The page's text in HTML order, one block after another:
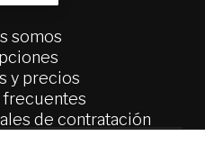
somos
y precios
frecuentes
de contratación